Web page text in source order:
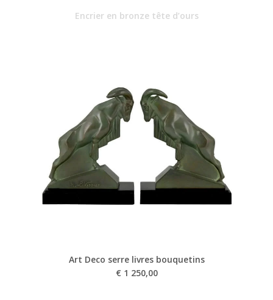
Encrier en bronze tête d’ours
Art Deco serre livres bouquetins
€ 1 250,00